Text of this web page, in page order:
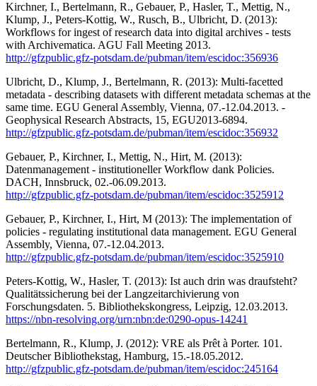
Kirchner, I., Bertelmann, R., Gebauer, P., Hasler, T., Mettig, N.,
Klump, J., Peters-Kottig, W., Rusch, B., Ulbricht, D. (2013):
Workflows for ingest of research data into digital archives - tests
with Archivematica. AGU Fall Meeting 2013.
http://gfzpublic.gfz-potsdam.de/pubman/item/escidoc:356936
Ulbricht, D., Klump, J., Bertelmann, R. (2013): Multi-facetted
metadata - describing datasets with different metadata schemas at the
same time. EGU General Assembly, Vienna, 07.-12.04.2013. -
Geophysical Research Abstracts, 15, EGU2013-6894.
http://gfzpublic.gfz-potsdam.de/pubman/item/escidoc:356932
Gebauer, P., Kirchner, I., Mettig, N., Hirt, M. (2013):
Datenmanagement - institutioneller Workflow dank Policies.
DACH, Innsbruck, 02.-06.09.2013.
http://gfzpublic.gfz-potsdam.de/pubman/item/escidoc:3525912
Gebauer, P., Kirchner, I., Hirt, M (2013): The implementation of
policies - regulating institutional data management. EGU General
Assembly, Vienna, 07.-12.04.2013.
http://gfzpublic.gfz-potsdam.de/pubman/item/escidoc:3525910
Peters-Kottig, W., Hasler, T. (2013): Ist auch drin was draufsteht?
Qualitätssicherung bei der Langzeitarchivierung von
Forschungsdaten. 5. Bibliothekskongress, Leipzig, 12.03.2013.
https://nbn-resolving.org/urn:nbn:de:0290-opus-14241
Bertelmann, R., Klump, J. (2012): VRE als Prêt à Porter. 101.
Deutscher Bibliothekstag, Hamburg, 15.-18.05.2012.
http://gfzpublic.gfz-potsdam.de/pubman/item/escidoc:245164